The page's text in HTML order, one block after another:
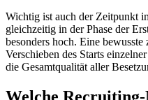
Wichtig ist auch der Zeitpunkt
gleichzeitig in der Phase der
besonders hoch. Eine
Verschieben des Starts
die Gesamtqualität aller